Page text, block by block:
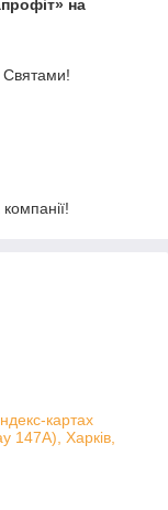
на
Святами!
картах
147А), Харків,